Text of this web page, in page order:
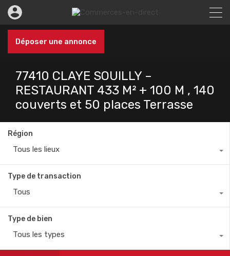
Déposer une annonce
77410 CLAYE SOUILLY –
RESTAURANT 433 M² + 100 M , 140
couverts et 50 places Terrasse
Région
Tous les lieux
Type de transaction
Tous
Type de bien
Tous les types